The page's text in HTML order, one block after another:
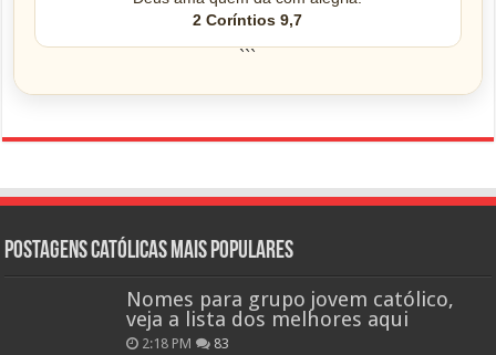
2 Coríntios 9,7
```
Postagens católicas mais Populares
Nomes para grupo jovem católico,
veja a lista dos melhores aqui
2:18 PM 83